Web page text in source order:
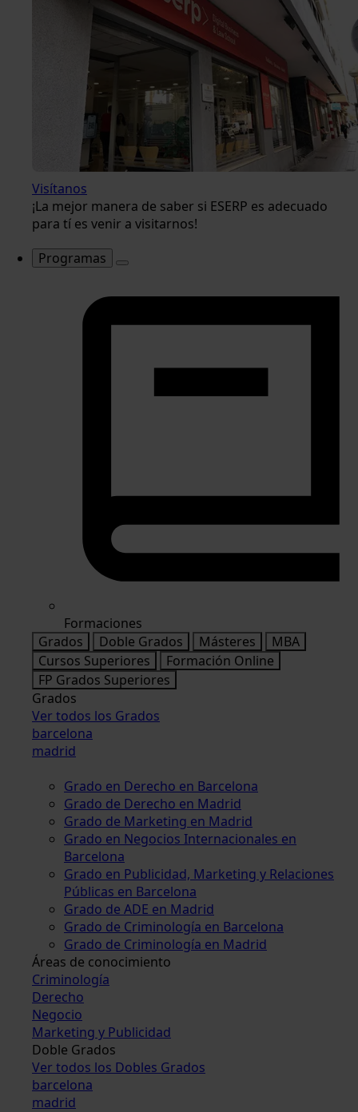
Visítanos
¡La mejor manera de saber si ESERP es adecuado
para tí es venir a visitarnos!
Programas
Formaciones
Grados
Doble Grados Másteres
MBA
Cursos Superiores
Formación Online
FP Grados Superiores
Grados
Ver todos los Grados
barcelona
madrid
Grado en Derecho en Barcelona
Grado de Derecho en Madrid
Grado de Marketing en Madrid
Grado en Negocios Internacionales en
Barcelona
Grado en Publicidad, Marketing y Relaciones
Públicas en Barcelona
Grado de ADE en Madrid
Grado de Criminología en Barcelona
Grado de Criminología en Madrid
Áreas de conocimiento
Criminología
Derecho
Negocio
Marketing y Publicidad
Doble Grados
Ver todos los Dobles Grados
barcelona
madrid